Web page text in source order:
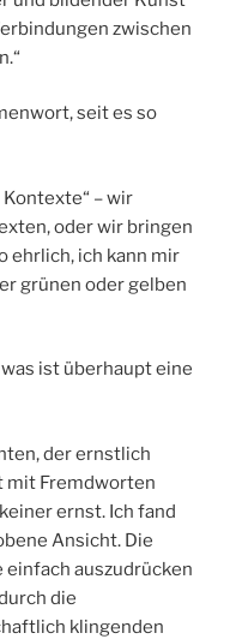
zwischen
seit es so
– wir
oder wir bringen
ehrlich, ich kann mir
grünen oder gelben
ist überhaupt eine
der ernstlich
mit Fremdworten
ernst. Ich fand
Ansicht. Die
auszudrücken
die
klingenden